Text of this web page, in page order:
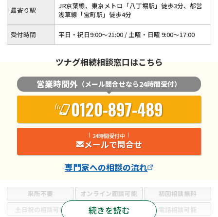
来所不要 オンライン面談可能
初回相談無料
土日祝の相談可能
19時以降電話可能
電話相談可能
続きを読む
最寄り駅
JR京葉線、東京メトロ「八丁堀駅」徒歩3分、都営
浅草線「宝町駅」徒歩4分
受付時間 平日・祝日9:00～21:00 / 土曜・日曜 9:00～17:00
ツナグ相続相談窓口はこちら
営業時間外 （メール問合せなら24時間受付）
0120-897-489
24時間受付中
メールで問合せ
専門家への相談の流れ